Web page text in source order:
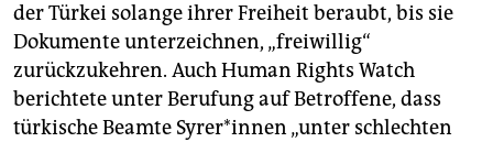
der Türkei solange ihrer Freiheit beraubt, bis sie
Dokumente unterzeichnen, „freiwillig“
zurückzukehren. Auch Human Rights Watch
berichtete unter Berufung auf Betroffene, dass
türkische Beamte Sy­re­r*in­nen „unter schlechten